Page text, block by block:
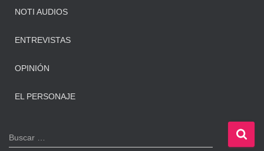
NOTI AUDIOS
ENTREVISTAS
OPINIÓN
EL PERSONAJE
B
u
Buscar …